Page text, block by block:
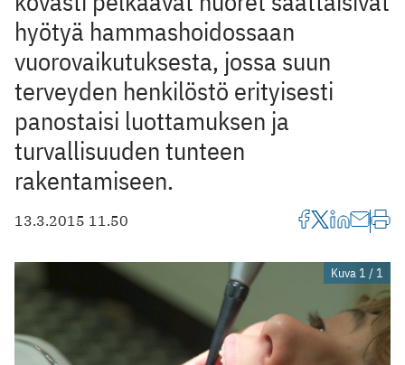
hyötyä hammashoidossaan
vuorovaikutuksesta, jossa suun
terveyden henkilöstö erityisesti
panostaisi luottamuksen ja
turvallisuuden tunteen
rakentamiseen.
13.3.2015 11.50
Kuva 1 / 1